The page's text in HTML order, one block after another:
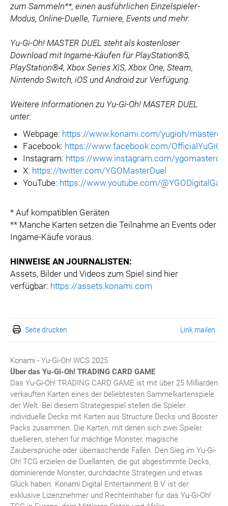
zum Sammeln**, einen ausführlichen Einzelspieler-
Modus, Online-Duelle, Turniere, Events und mehr.
Yu-Gi-Oh! MASTER DUEL steht als kostenloser
Download mit Ingame-Käufen für PlayStation®5,
PlayStation®4, Xbox Series X|S, Xbox One, Steam,
Nintendo Switch, iOS und Android zur Verfügung.
Weitere Informationen zu Yu-Gi-Oh! MASTER DUEL
unter:
Webpage: https://www.konami.com/yugioh/
Facebook: https://www.facebook.com/
Instagram: https://www.instagram.com/
X: https://twitter.com/YGOMasterDuel
YouTube: https://www.youtube.com/
* Auf kompatiblen Geräten
** Manche Karten setzen die Teilnahme an Events oder
Ingame-Käufe voraus.
HINWEISE AN JOURNALISTEN:
Assets, Bilder und Videos zum Spiel sind hier
verfügbar: https://assets.konami.com
Seite drucken Link mailen
Konami - Yu-Gi-Oh! WCS 2025
Über das Yu-Gi-Oh! TRADING CARD GAME
Das Yu-Gi-Oh! TRADING CARD GAME ist mit über 25 Milliarden
verkauften Karten eines der beliebtesten Sammelkartenspiele
der Welt. Bei diesem Strategiespiel stellen die Spieler
individuelle Decks mit Karten aus Structure Decks und Booster
Packs zusammen. Die Karten, mit denen sich zwei Spieler
duellieren, stehen für mächtige Monster, magische
Zaubersprüche oder überraschende Fallen. Den Sieg im Yu-Gi-
Oh! TCG erzielen die Duellanten, die gut abgestimmte Decks,
dominierende Monster, durchdachte Strategien und etwas
Glück haben. Konami Digital Entertainment B.V. ist der
exklusive Lizenznehmer und Rechteinhaber für das Yu-Gi-Oh!